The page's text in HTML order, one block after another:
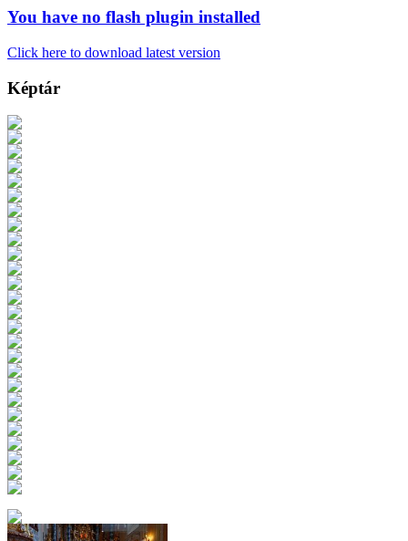
You have no flash plugin installed
Click here to download latest version
Képtár